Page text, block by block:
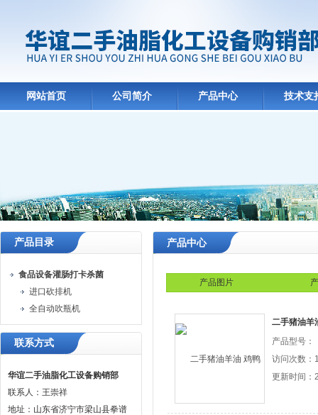
网站首页 公司简介 产品中心 技术支
产品目录
食品设备灌肠打卡杀菌
进口砍排机
全自动吹瓶机
联系方式
华谊二手油脂化工设备购销部
联系人：王崇祥
地址：山东省济宁市梁山县拳谱
产品中心
产品图片
二手猪油羊
产品型号：
访问次数：
更新时间：